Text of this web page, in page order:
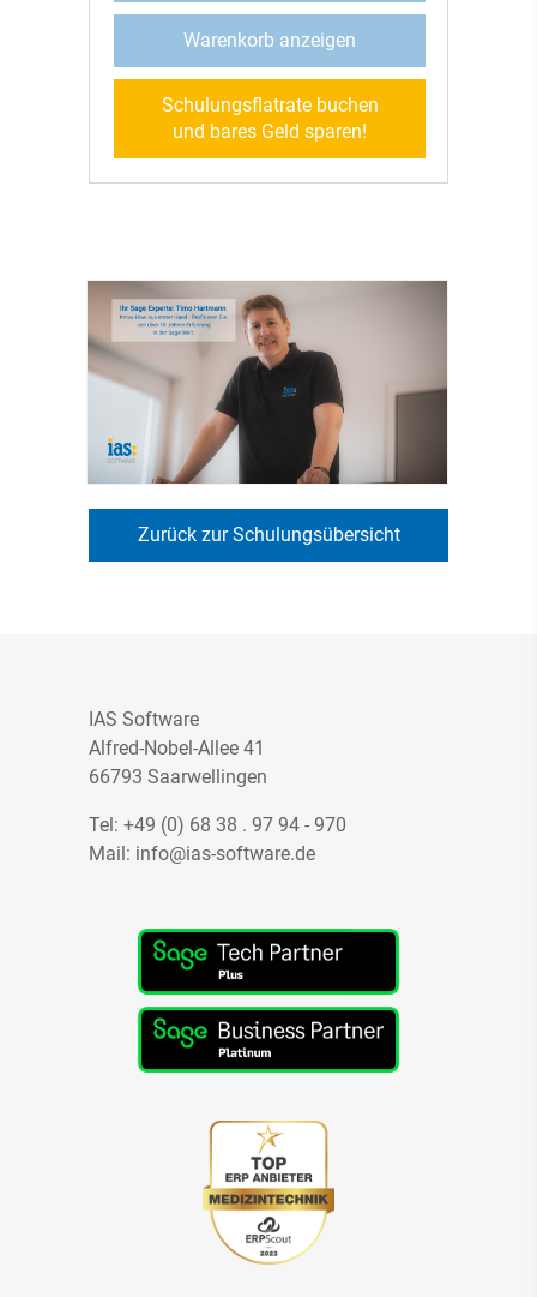
Warenkorb anzeigen
Schulungsflatrate buchen
und bares Geld sparen!
Zurück zur Schulungsübersicht
IAS Software
Alfred-Nobel-Allee 41
66793 Saarwellingen
Tel: +49 (0) 68 38 . 97 94 - 970
Mail: info@ias-software.de